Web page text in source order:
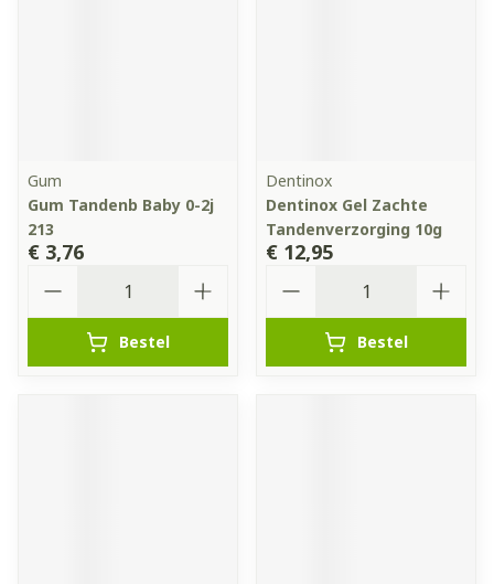
Gum
Gum Tandenb Baby 0-2j
213
€ 3,76
Bestel
Dentinox
Dentinox Gel Zachte
Tandenverzorging 10g
€ 12,95
Bestel